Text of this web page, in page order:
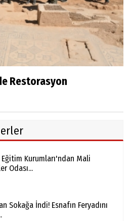
Restorasyon
Eğitim Kurumları'ndan Mali
Odası...
Sokağa İndi! Esnafın Feryadını